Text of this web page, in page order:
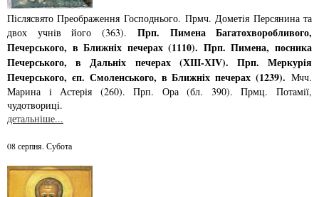
Післясвято Преображення Господнього. Прмч. Дометiя Персянина та
двох учнiв його (363). Прп. Пимена Багатохворобливого,
Печерського, в Ближнiх печерах (1110). Прп. Пимена, посника
Печерського, в Дальнiх печерах (ХІІІ-ХІV). Прп. Меркурiя
Печерського, єп. Смоленського, в Ближнiх печерах (1239). Мчч.
Марина i Астерiя (260). Прп. Ора (бл. 390). Прмц. Потамiї,
чудотворицi.
детальніше...
08 серпня. Субота